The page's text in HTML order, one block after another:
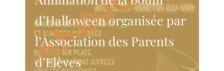
d’Halloween organisée par
l’Association des Parents
d’Elèves